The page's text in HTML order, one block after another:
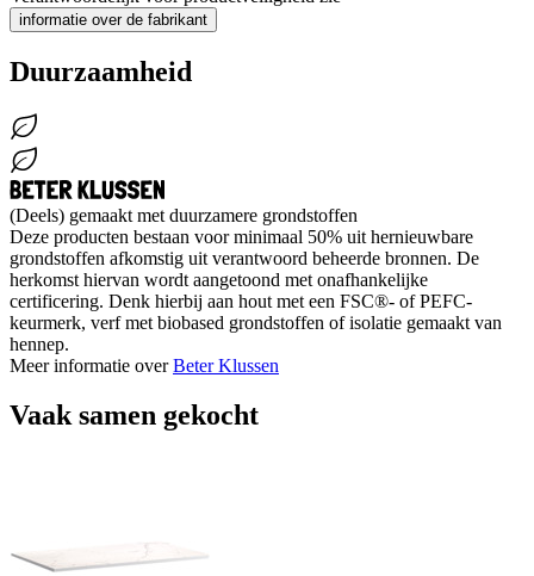
informatie over de fabrikant
Duurzaamheid
(Deels) gemaakt met duurzamere grondstoffen
Deze producten bestaan voor minimaal 50% uit hernieuwbare
grondstoffen afkomstig uit verantwoord beheerde bronnen. De
herkomst hiervan wordt aangetoond met onafhankelijke
certificering. Denk hierbij aan hout met een FSC®- of PEFC-
keurmerk, verf met biobased grondstoffen of isolatie gemaakt van
hennep.
Meer informatie overBeter Klussen
Vaak samen gekocht